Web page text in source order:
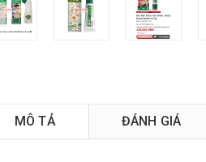
MÔ TẢ ĐÁNH GIÁ